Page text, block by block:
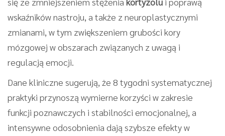
wskaźników nastroju, a także z neuroplastycznymi
zmianami, w tym zwiększeniem grubości kory
mózgowej w obszarach związanych z uwagą i
regulacją emocji.
Dane kliniczne sugerują, że 8 tygodni systematycznej
praktyki przynoszą wymierne korzyści w zakresie
funkcji poznawczych i stabilności emocjonalnej, a
intensywne odosobnienia dają szybsze efekty w